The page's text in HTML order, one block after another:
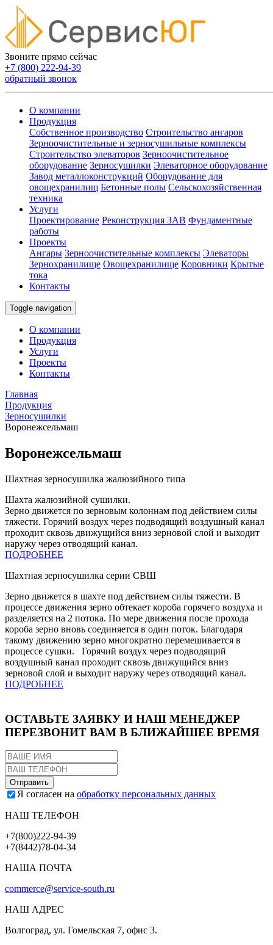
Звоните прямо сейчас
+7 (800) 222-94-39
обратный звонок
О компании
Продукция
Собственное производство Строительство ангаров
Зерноочистительные и зерносушильные комплексы
Строительство элеваторов Зерноочистительное
оборудование Зерносушилки Элеваторное оборудование
Завод металлоконструкций Оборудование для
овощехранилищ Бетонные полы Сельскохозяйственная
техника
Услуги
Проектирование Реконструкция ЗАВ Фундаментные
работы
Проекты
Ангары Зерноочистительные комплексы Элеваторы
Зернохранилище Овощехранилищe Коровники Крытые
тока
Контакты
Toggle navigation
О компании
Продукция
Услуги
Проекты
Контакты
Главная
Продукция
Зерносушилки
Воронежсельмаш
Воронежсельмаш
Шахтная зерносушилка жалюзийного типа
Шахта жалюзийной сушилки.
Зерно движется по зерновым колоннам под действием силы
тяжести. Горячий воздух через подводящий воздушный канал
проходит сквозь движущийся вниз зерновой слой и выходит
наружу через отводящий канал.
ПОДРОБНЕЕ
Шахтная зерносушилка серии СВШ
Зерно движется в шахте под действием силы тяжести. В
процессе движения зерно обтекает короба горячего воздуха и
разделяется на 2 потока. По мере движения после прохода
короба зерно вновь соединяется в один поток. Благодаря
такому движению зерно многократно перемешивается в
процессе сушки. Горячий воздух через подводящий
воздушный канал проходит сквозь движущийся вниз
зерновой слой и выходит наружу через отводящий канал.
ПОДРОБНЕЕ
ОСТАВЬТЕ ЗАЯВКУ И НАШ МЕНЕДЖЕР
ПЕРЕЗВОНИТ ВАМ В БЛИЖАЙШЕЕ ВРЕМЯ
Я согласен на обработку персональных данных
НАШ ТЕЛЕФОН
+7(800)222-94-39
+7(8442)78-04-34
НАША ПОЧТА
commerce@service-south.ru
НАШ АДРЕС
Волгоград, ул. Гомельская 7, офис 3.